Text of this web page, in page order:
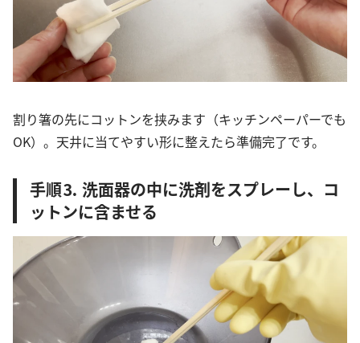
割り箸の先にコットンを挟みます（キッチンペーパーでも
OK）。天井に当てやすい形に整えたら準備完了です。
手順⒊ 洗面器の中に洗剤をスプレーし、コ
ットンに含ませる